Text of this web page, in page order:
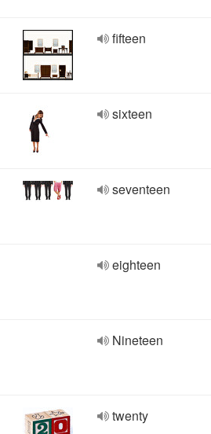
fifteen
sixteen
seventeen
eighteen
Nineteen
twenty